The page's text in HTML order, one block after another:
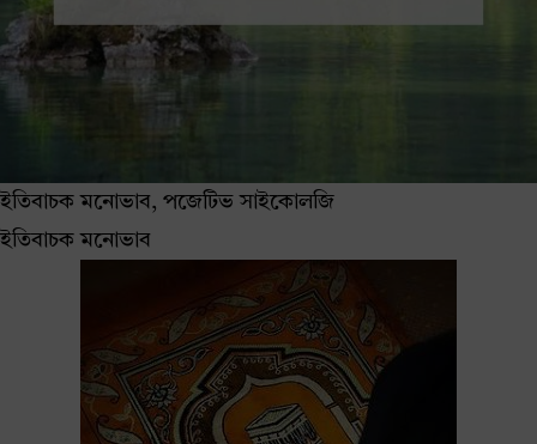
ইতিবাচক মনোভাব, পজেটিভ সাইকোলজি
ইতিবাচক মনোভাব